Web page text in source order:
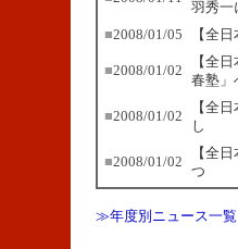
羽秀一
■2008/01/05 【全
■2008/01/02
【全
春塾」
■2008/01/02
【全
し
■2008/01/02
【全
つ
≫年度別ニュース一覧